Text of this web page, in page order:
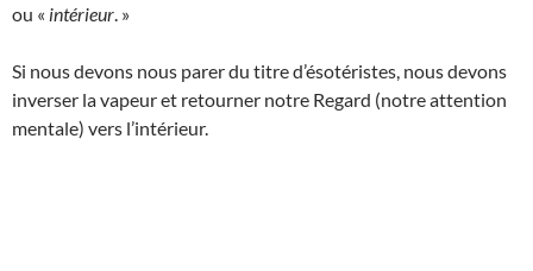
ou « intérieur . »
Si nous devons nous parer du titre d’ésotéristes, nous devons
inverser la vapeur et retourner notre Regard (notre attention
mentale) vers l’intérieur.